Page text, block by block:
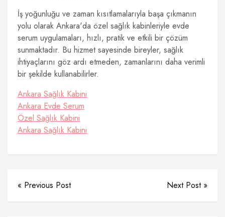
İş yoğunluğu ve zaman kısıtlamalarıyla başa çıkmanın
yolu olarak Ankara'da özel sağlık kabinleriyle evde
serum uygulamaları, hızlı, pratik ve etkili bir çözüm
sunmaktadır. Bu hizmet sayesinde bireyler, sağlık
ihtiyaçlarını göz ardı etmeden, zamanlarını daha verimli
bir şekilde kullanabilirler.
Ankara Sağlık Kabini
Ankara Evde Serum
Özel Sağlık Kabini
Ankara Sağlık Kabini
« Previous Post Next Post »